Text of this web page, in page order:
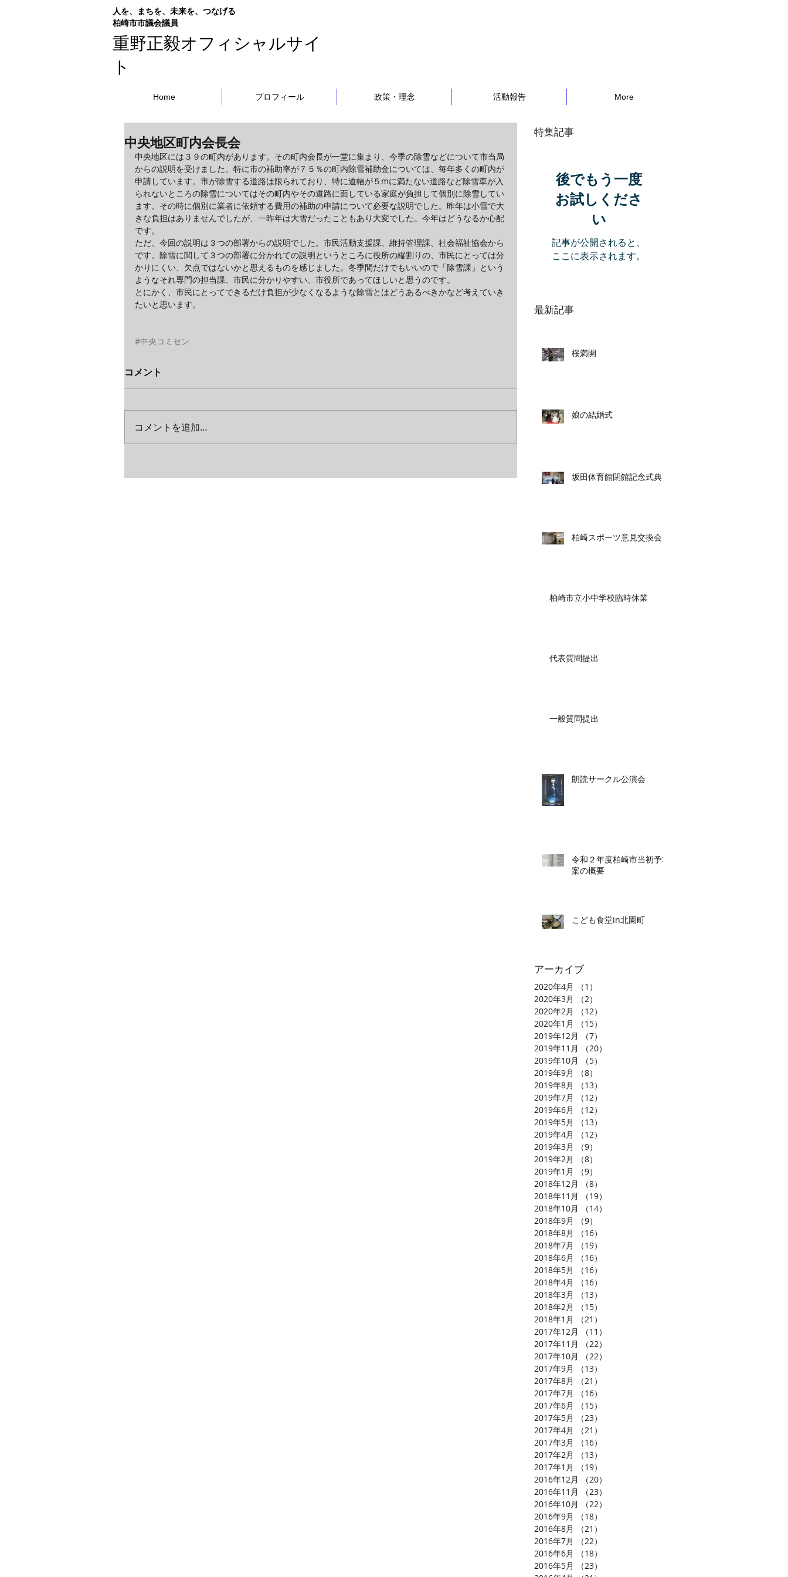
人を、まちを、未来を、つなげる
​柏崎市市議会議員
重野正毅オフィシャルサイ
ト
Home プロフィール 政策・理念 活動報告 More
中央地区町内会長会
中央地区には３９の町内があります。その町内会長が一堂に集まり、今季の除雪などについて市当局
からの説明を受けました。特に市の補助率が７５％の町内除雪補助金については、毎年多くの町内が
申請しています。市が除雪する道路は限られており、特に道幅が５mに満たない道路など除雪車が入
られないところの除雪についてはその町内やその道路に面している家庭が負担して個別に除雪してい
ます。その時に個別に業者に依頼する費用の補助の申請について必要な説明でした。昨年は小雪で大
きな負担はありませんでしたが、一昨年は大雪だったこともあり大変でした。今年はどうなるか心配
です。
ただ、今回の説明は３つの部署からの説明でした。市民活動支援課、維持管理課、社会福祉協会から
です。除雪に関して３つの部署に分かれての説明というところに役所の縦割りの、市民にとっては分
かりにくい、欠点ではないかと思えるものを感じました。冬季間だけでもいいので「除雪課」という
ようなそれ専門の担当課、市民に分かりやすい、市役所であってほしいと思うのです。
とにかく、市民にとってできるだけ負担が少なくなるような除雪とはどうあるべきかなど考えていき
たいと思います。
#中央コミセン
コメント
コメントを追加…
特集記事
後でもう一度
お試しくださ
い
記事が公開されると、
ここに表示されます。
最新記事
桜満開
娘の結婚式
坂田体育館閉館記念式典
柏崎スポーツ意見交換会
柏崎市立小中学校臨時休業
代表質問提出
一般質問提出
朗読サークル公演会
令和２年度柏崎市当初予算
案の概要
こども食堂in北園町
アーカイブ
2020年4月 （1）
2020年3月
（2）
2020年2月
（12）
2020年1月
（15）
2019年12月
（7）
2019年11月
（20）
2019年10月
（5）
2019年9月
（8）
2019年8月
（13）
2019年7月
（12）
2019年6月
（12）
2019年5月
（13）
2019年4月
（12）
2019年3月
（9）
2019年2月
（8）
2019年1月
（9）
2018年12月
（8）
2018年11月
（19）
2018年10月
（14）
2018年9月
（9）
2018年8月
（16）
2018年7月
（19）
2018年6月
（16）
2018年5月
（16）
2018年4月
（16）
2018年3月
（13）
2018年2月
（15）
2018年1月
（21）
2017年12月
（11）
2017年11月
（22）
2017年10月
（22）
2017年9月
（13）
2017年8月
（21）
2017年7月
（16）
2017年6月
（15）
2017年5月
（23）
2017年4月
（21）
2017年3月
（16）
2017年2月
（13）
2017年1月
（19）
2016年12月
（20）
2016年11月
（23）
2016年10月
（22）
2016年9月
（18）
2016年8月
（21）
2016年7月
（22）
2016年6月
（18）
2016年5月
（23）